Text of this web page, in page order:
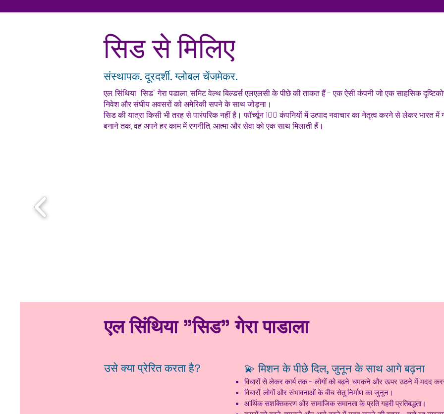
सिड से मिलिए
संस्थापक. दूरदर्शी. ग्लोबल चेंजमेकर.
एल. सिंथिया "सिड" गेरा पडाला, समिट वेल्थ बिल्डर्स एलएलसी के पीछे की ताकत हैं - एक ऐसी कंपनी जो एक साहसिक
निवेश और संघीय अवसरों को अमेरिकी सपने के साथ जोड़ना।
सिड की यात्रा किसी भी तरह से पारंपरिक नहीं है। फॉर्च्यून 100 कंपनियों में उत्पाद नवाचार का नेतृत्व करने से लेकर भारत
बनाने तक, वह अपने हर काम में रणनीति, आत्मा और सेवा को एक साथ मिलाती हैं।
एल सिंथिया "सिड" गेरा पाडाला
उसे क्या प्रेरित करता है? 💫 मिशन के पीछे दिल, जुनून के साथ आगे बढ़ना
विचारों से लेकर कार्य तक - लोगों को बढ़ने, चमकने और ऊपर उठने में मदद
विचारों, लोगों और संभावनाओं के बीच सेतु निर्माण का जुनून।
आर्थिक सशक्तिकरण और सामाजिक समानता के प्रति गहरी प्रतिबद्धता।